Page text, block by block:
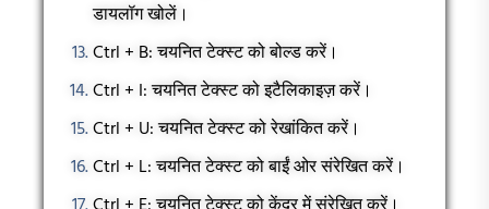
डायलॉग खोलें।
Ctrl + B: चयनित टेक्स्ट को बोल्ड करें।
Ctrl + I: चयनित टेक्स्ट को इटैलिकाइज़ करें।
Ctrl + U: चयनित टेक्स्ट को रेखांकित करें।
Ctrl + L: चयनित टेक्स्ट को बाईं ओर संरेखित करें।